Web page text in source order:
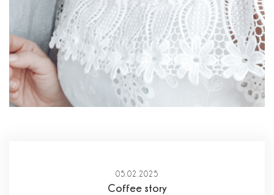
05.02.2025
Coffee story